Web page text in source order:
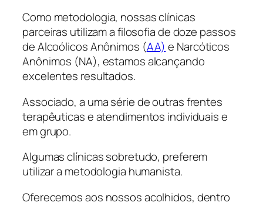
Como metodologia, nossas clínicas
parceiras utilizam a filosofia de doze passos
de Alcoólicos Anônimos (AA) e Narcóticos
Anônimos (NA), estamos alcançando
excelentes resultados.
Associado, a uma série de outras frentes
terapêuticas e atendimentos individuais e
em grupo.
Algumas clínicas sobretudo, preferem
utilizar a metodologia humanista.
Oferecemos aos nossos acolhidos, dentro